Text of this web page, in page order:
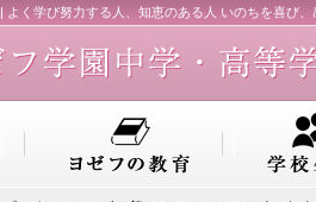
く学び努力する人、知恵のある人 いのちを喜び